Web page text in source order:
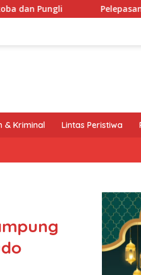
Kontingen Gerakan Pramuka
& Kriminal Lintas Peristiwa